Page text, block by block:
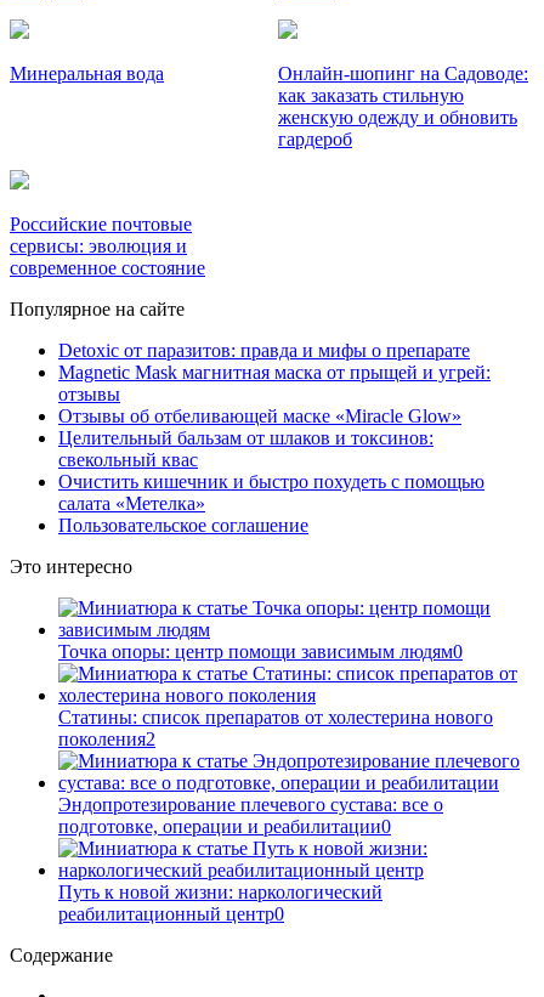
Минеральная вода
Онлайн-шопинг на Садоводе:
как заказать стильную
женскую одежду и обновить
гардероб
Российские почтовые
сервисы: эволюция и
современное состояние
Популярное на сайте
Detoxic от паразитов: правда и мифы о препарате
Magnetic Mask магнитная маска от прыщей и угрей:
отзывы
Отзывы об отбеливающей маске «Miracle Glow»
Целительный бальзам от шлаков и токсинов:
свекольный квас
Очистить кишечник и быстро похудеть с помощью
салата «Метелка»
Пользовательское соглашение
Это интересно
Точка опоры: центр помощи зависимым людям0
Статины: список препаратов от холестерина нового
поколения2
Эндопротезирование плечевого сустава: все о
подготовке, операции и реабилитации0
Путь к новой жизни: наркологический
реабилитационный центр0
Содержание